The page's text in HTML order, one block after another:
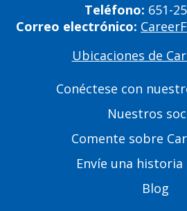
Teléfono: 651-
Correo electrónico:
Ubicaciones de
Conéctese con
Nuestros
Comente sobre
Envíe una
Blog